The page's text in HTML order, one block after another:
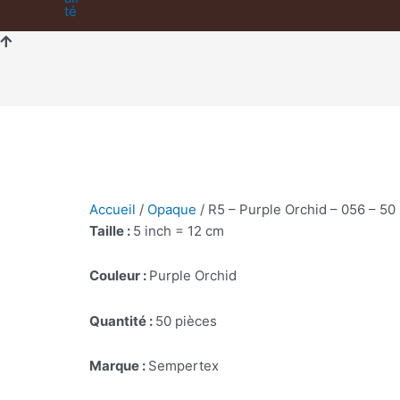
Accueil / Opaque / R5 – Purple Orchid – 056 – 50
Taille : 5 inch = 12 cm
Couleur : Purple Orchid
Quantité : 50 pièces
Marque : Sempertex